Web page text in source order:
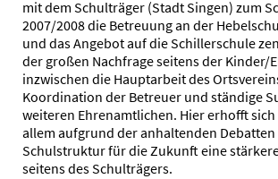
mit dem Schulträger (Stadt Singen) zum
2007/2008 die Betreuung an der
und das Angebot auf die Schillerschule
der großen Nachfrage seitens der Kinder/
inzwischen die Hauptarbeit des
Koordination der Betreuer und ständige
weiteren Ehrenamtlichen. Hier erhofft sich
allem aufgrund der anhaltenden
Schulstruktur für die Zukunft eine
seitens des Schulträgers.